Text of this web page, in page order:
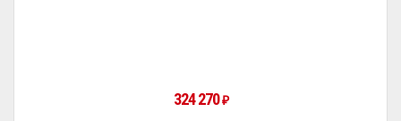
324 270 ₽